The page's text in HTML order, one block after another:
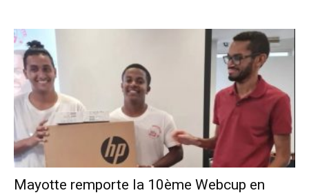
Mayotte remporte la 10ème Webcup en